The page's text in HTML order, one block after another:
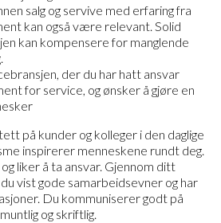
salg og servive med erfaring fra
kan også være relevant. Solid
kan kompensere for manglende
der du har hatt ansvar
for service, og ønsker å gjøre en
på kunder og kolleger i den daglige
inspirerer menneskene rundt deg.
liker å ta ansvar. Gjennom ditt
vist gode samarbeidsevner og har
Du kommuniserer godt på
og skriftlig.